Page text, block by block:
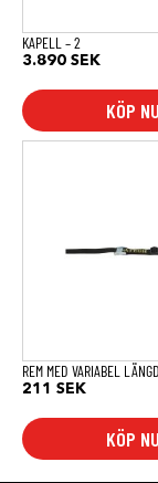
KAPELL – 2
3.890 SEK
KÖP NU
REM MED VARIABEL
211 SEK
KÖP NU